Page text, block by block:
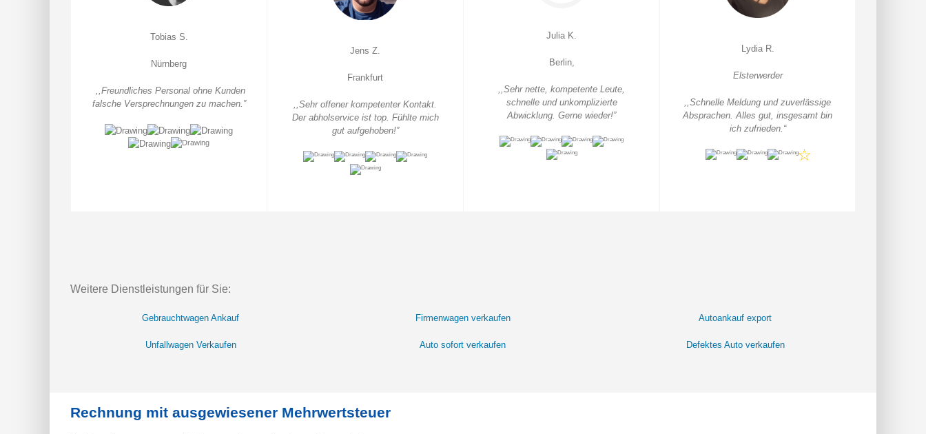
Tobias S.
Nürnberg
,,Freundliches Personal ohne Kunden
falsche Versprechnungen zu machen.”
Jens Z.
Frankfurt
,,Sehr offener kompetenter Kontakt.
Der abholservice ist top. Fühlte mich
gut aufgehoben!”
Julia K.
Berlin,
,,Sehr nette, kompetente Leute,
schnelle und unkomplizierte
Abwicklung. Gerne wieder!”
Lydia R.
Elsterwerder
,,Schnelle Meldung und zuverlässige
Absprachen. Alles gut, insgesamt bin
ich zufrieden. “
Weitere Dienstleistungen für Sie:
Gebrauchtwagen Ankauf
Unfallwagen Verkaufen
Firmenwagen verkaufen
Auto sofort verkaufen
Autoankauf export
Defektes Auto verkaufen
Rechnung mit ausgewiesener Mehrwertsteuer